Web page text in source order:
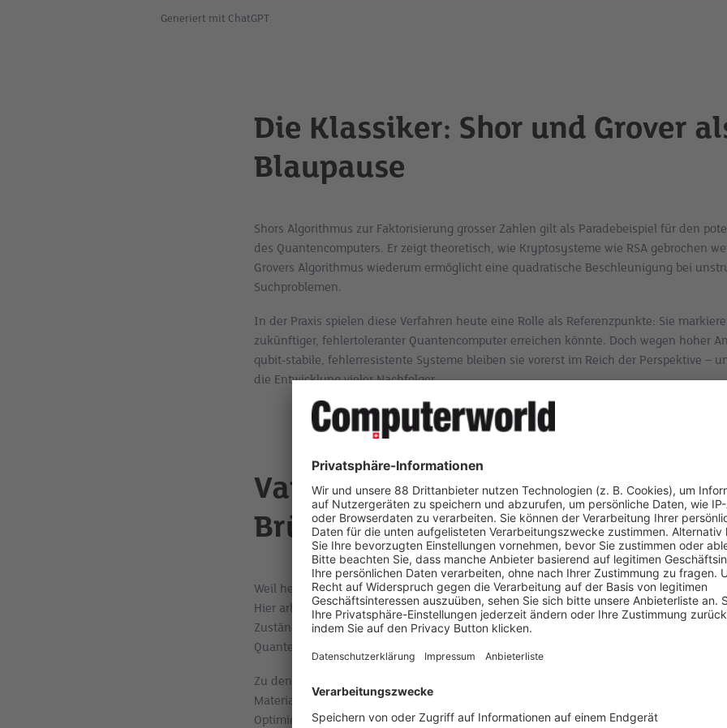
Generiert mit ChatGPT
Die Klassiker: Shor und Grover
Blaupause
Shors Algorithmus zur Faktorisierung grosser Zahlen gilt als Paradebeispiel für den
des Quantencomputers. Er zeigt theoretisch, wie Kryptosysteme wie RSA gebrochen
Grovers Algorithmus wiederum ermöglicht eine quadratische Beschleunigung bei
Suchproblemen.
In der Praxis spielen diese Verfahren heute eine Rolle als Referenzpunkte: Sie
zukünftiger, fehlertoleranter Quantencomputer erreichen könnte. Doch wegen hoher
qubit-stabile, fehlerresistente Systeme bleiben sie vorerst im Reich der Perspektive –
die Entwicklung vieler Nachfolger.
Variationale Algorithmen: Die
Brücke zur Industrie
Weil heutige Geräte fehleranfällig sind, dominieren sogenannte variational quantum
Hier arbeitet ein klassischer Rechner mit einem Quantenprozessor zusammen: Das
Zustände, deren Eigenschaften gemessen werden; ein klassischer Optimierer
Quantenschaltkreises iterativ.
Zu den wichtigsten Varianten zählen der Variational Quantum Eigensolver (VQE) für
Materialsimulationen sowie der Quantum Approximate Optimization Algorithm (QAOA)
Optimierungsprobleme.